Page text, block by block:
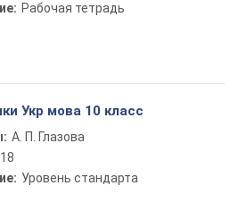
Рабочая тетрадь
Укр мова 10 класс
А. П. Глазова
Уровень стандарта